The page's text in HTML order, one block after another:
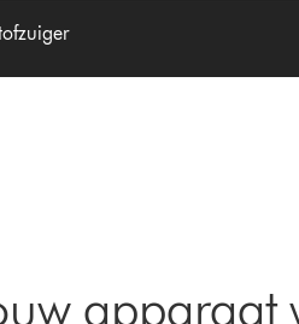
apparaat